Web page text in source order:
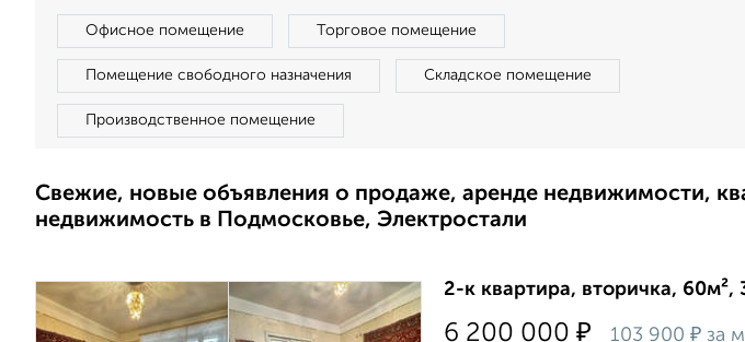
Офисное помещение Торговое помещение
Помещение свободного назначения Складское помещение
Производственное помещение
Свежие, новые объявления о продаже, аренде недвижимости,
недвижимость в Подмосковье, Электростали
2-к квартира, вторичка, 60м²,
6 200 000 ₽ 103 900 ₽ за